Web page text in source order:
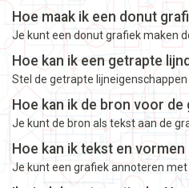
Hoe maak ik een donut
Je kunt een donut grafiek maken
Hoe kan ik een getrapte
Stel de getrapte
Hoe kan ik de bron voor
Je kunt de bron als tekst aan de
Hoe kan ik tekst en
Je kunt een grafiek annoteren